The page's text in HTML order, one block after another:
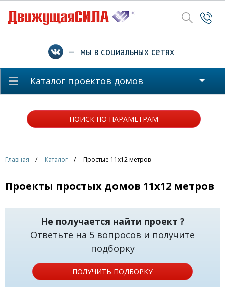
— мы в социальных сетях
Каталог проектов домов
ПОИСК ПО ПАРАМЕТРАМ
Главная Каталог Простые 11x12 метров
Проекты простых домов 11x12 метров
Не получается найти проект ?
Ответьте на 5 вопросов и получите
подборку
ПОЛУЧИТЬ ПОДБОРКУ